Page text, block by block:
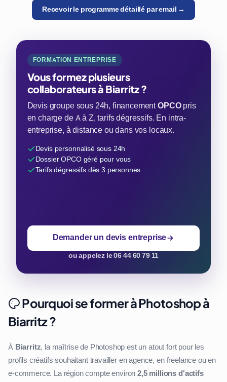
Recevoir le programme détaillé par email →
FORMATION ENTREPRISE
Vous formez plusieurs
collaborateurs à Biarritz ?
Devis groupe sous 24h, financementOPCOpris
en charge de A à Z, tarifs dégressifs. En intra-
entreprise, à distance ou dans vos locaux.
Devis personnalisé sous 24h
Dossier OPCO géré pour vous
Tarifs dégressifs dès 3 personnes
Demander un devis entreprise
ou appelez le 06 44 60 79 11
Pourquoi se former à Photoshop à
Biarritz ?
À Biarritz, la maîtrise de Photoshop est un atout fort pour les
profils créatifs souhaitant travailler en agence, en freelance ou en
e-commerce. La région compte environ2,5 millions d'actifs